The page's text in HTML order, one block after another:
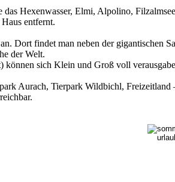
Hexenwasser, Elmi, Alpolino,
entfernt.
Dort findet man neben der gigantischen
der Welt.
sich Klein und Groß voll
Aurach, Tierpark Wildbichl, Freizeitland